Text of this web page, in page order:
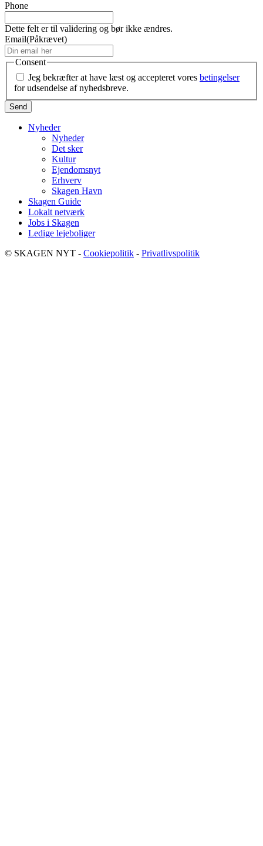
Phone
Dette felt er til validering og bør ikke ændres.
Email(Påkrævet)
Consent
Jeg bekræfter at have læst og accepteret vores betingelser
for udsendelse af nyhedsbreve.
Nyheder
Nyheder
Det sker
Kultur
Ejendomsnyt
Erhverv
Skagen Havn
Skagen Guide
Lokalt netværk
Jobs i Skagen
Ledige lejeboliger
© SKAGEN NYT - Cookiepolitik - Privatlivspolitik